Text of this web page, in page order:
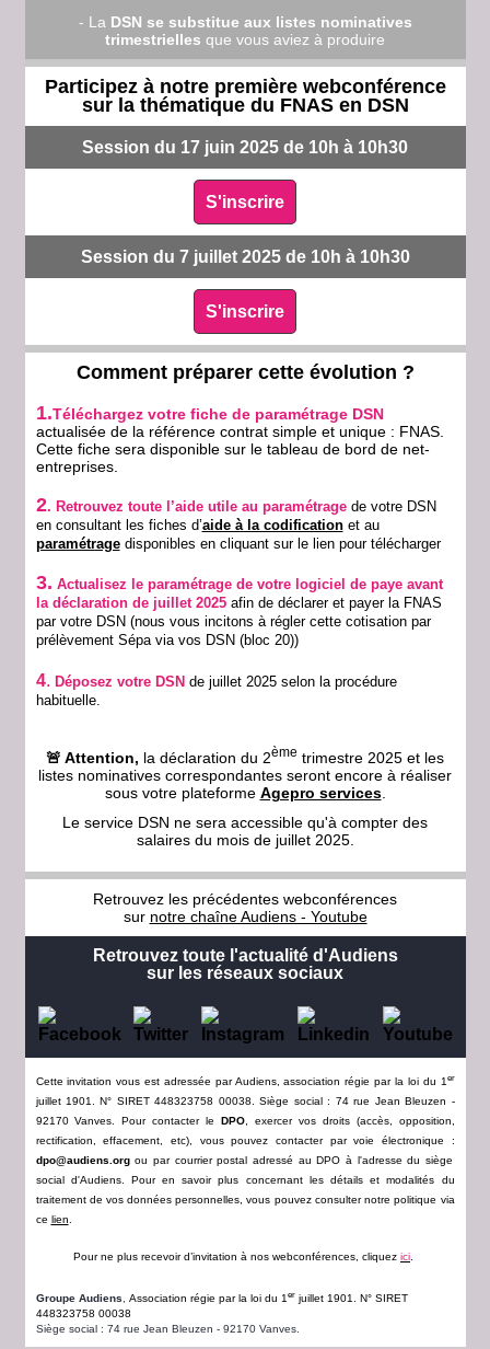
- La DSN se substitue aux listes nominatives
trimestrielles que vous aviez à produire
Participez à notre première webconférence
sur la thématique du FNAS en DSN
Session du 17 juin 2025 de 10h à 10h30
S'inscrire
Session du 7 juillet 2025 de 10h à 10h30
S'inscrire
Comment préparer cette évolution ?
1.Téléchargez votre fiche de paramétrage DSN
actualisée de la référence contrat simple et unique : FNAS.
Cette fiche sera disponible sur le tableau de bord de net-
entreprises.
2. Retrouvez toute l’aide utile au paramétragede votre DSN
en consultant les fiches d’aide à la codificationet au
paramétragedisponibles en cliquant sur le lien pour télécharger
3. Actualisez le paramétrage de votre logiciel de paye avant
la déclaration de juillet 2025afin de déclarer et payer la FNAS
par votre DSN (nous vous incitons à régler cette cotisation par
prélèvement Sépa via vos DSN (bloc 20))
4. Déposez votre DSN de juillet 2025 selon la procédure
habituelle.
🚨 Attention, la déclaration du 2ème trimestre 2025 et les
listes nominatives correspondantes seront encore à réaliser
sous votre plateforme Agepro services.
Le service DSN ne sera accessible qu'à compter des
salaires du mois de juillet 2025.
Retrouvez les précédentes webconférences
sur notre chaîne Audiens - Youtube
Retrouvez toute l'actualité d'Audiens
sur les réseaux sociaux
Cette invitation vous est adressée par Audiens, association régie par la loi du 1er
juillet 1901. N° SIRET 448323758 00038. Siège social : 74 rue Jean Bleuzen -
92170 Vanves. Pour contacter le DPO, exercer vos droits (accès, opposition,
rectification, effacement, etc), vous pouvez contacter par voie électronique :
dpo@audiens.orgou par courrier postal adressé au DPO à l'adresse du siège
social d'Audiens. Pour en savoir plus concernant les détails et modalités du
traitement de vos données personnelles, vous pouvez consulter notre politique via
ce lien.
Pour ne plus recevoir d’invitation à nos webconférences, cliquez ici.
Groupe Audiens, Association régie par la loi du 1erjuillet 1901. N° SIRET
448323758 00038
Siège social : 74 rue Jean Bleuzen - 92170 Vanves.